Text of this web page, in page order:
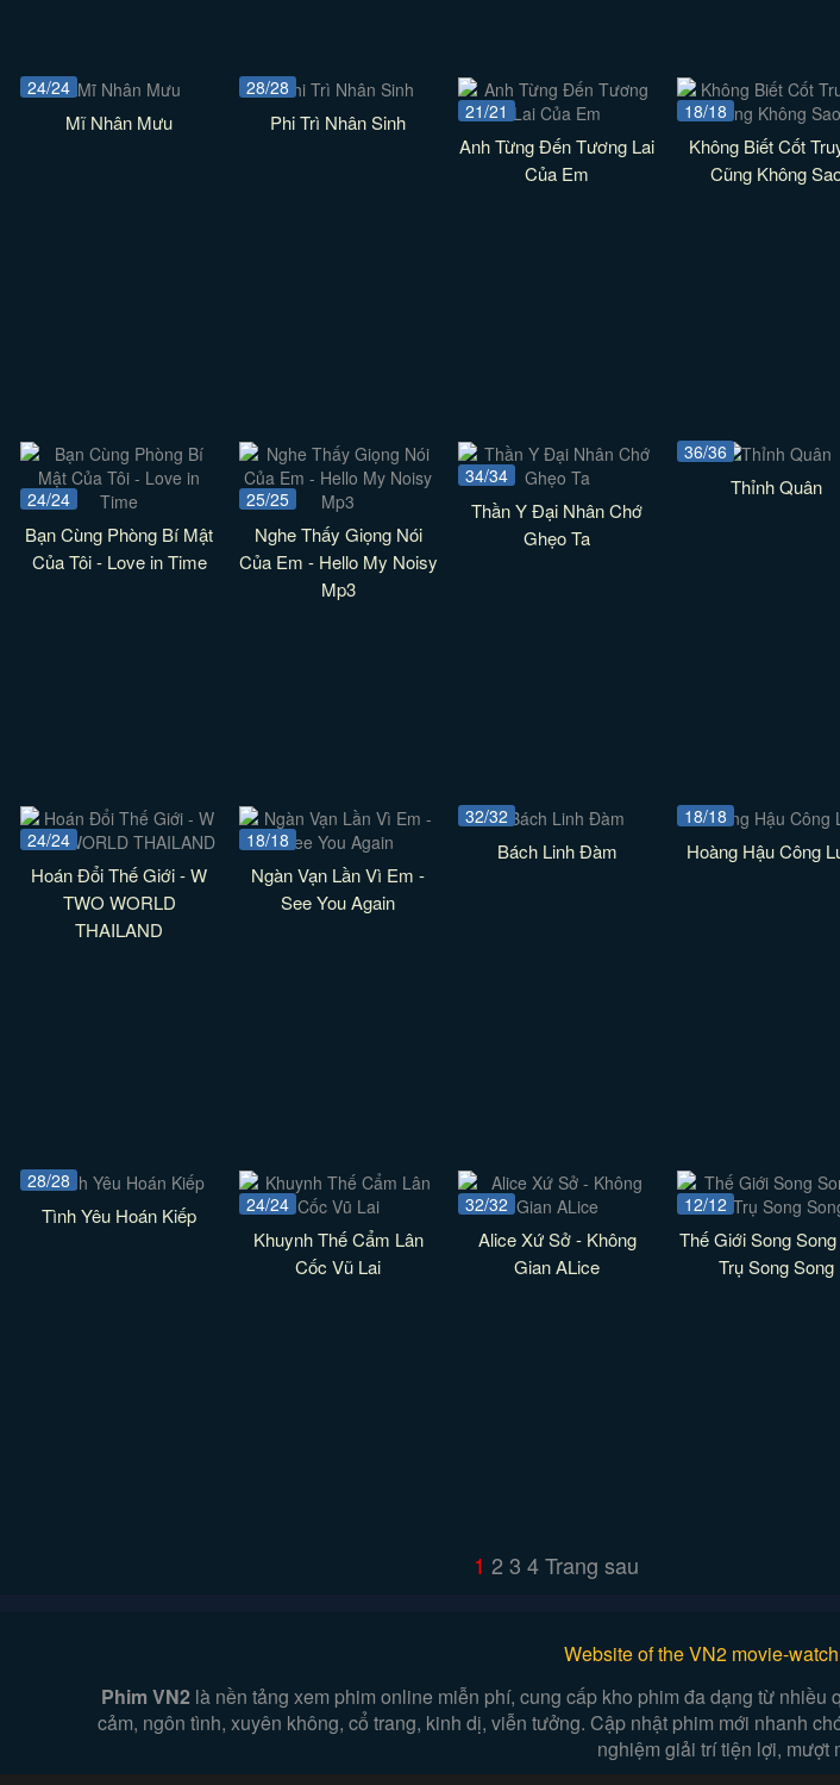
24/24
Mĩ Nhân Mưu
28/28
Phi Trì Nhân Sinh 21/21
Anh Từng Đến Tương Lai
Của Em
18/18
Không Biết Cốt
Cũng Không
24/24
Bạn Cùng Phòng Bí Mật
Của Tôi - Love in Time
25/25
Nghe Thấy Giọng Nói
Của Em - Hello My Noisy
Mp3
34/34
Thần Y Đại Nhân Chớ
Ghẹo Ta
36/36
Thỉnh Quân
24/24
Hoán Đổi Thế Giới - W
TWO WORLD
THAILAND
18/18
Ngàn Vạn Lần Vì Em -
See You Again
32/32
Bách Linh Đàm
18/18
Hoàng Hậu Công
28/28
Tình Yêu Hoán Kiếp 24/24
Khuynh Thế Cẩm Lân
Cốc Vũ Lai
32/32
Alice Xứ Sở - Không
Gian ALice
12/12
Thế Giới Song
Trụ Song Song
1 2 3 4 Trang sau
Website of the VN2 movie-
Phim VN2 là nền tảng xem phim online miễn phí, cung cấp kho phim đa dạng từ
cảm, ngôn tình, xuyên không, cổ trang, kinh dị, viễn tưởng. Cập nhật phim mới nhanh
nghiệm giải trí tiện lợi, mượt